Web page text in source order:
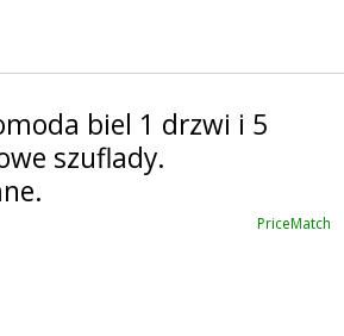
biel 1 drzwi i 5
szuflady.
PriceMatch